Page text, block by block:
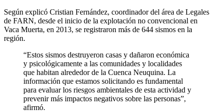
Según explicó Cristian Fernández, coordinador del área de Legales
de FARN, desde el inicio de la explotación no convencional en
Vaca Muerta, en 2013, se registraron más de 644 sismos en la
región.
“Estos sismos destruyeron casas y dañaron económica
y psicológicamente a las comunidades y localidades
que habitan alrededor de la Cuenca Neuquina. La
información que estamos solicitando es fundamental
para evaluar los riesgos ambientales de esta actividad y
prevenir más impactos negativos sobre las personas”,
afirmó.